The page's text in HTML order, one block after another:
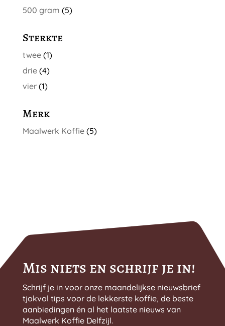
500 gram (5)
Sterkte
twee (1)
drie (4)
vier (1)
Merk
Maalwerk Koffie (5)
Mis niets en schrijf je in!
Schrijf je in voor onze maandelijkse nieuwsbrief
tjokvol tips voor de lekkerste koffie, de beste
aanbiedingen én al het laatste nieuws van
Maalwerk Koffie Delfzijl.